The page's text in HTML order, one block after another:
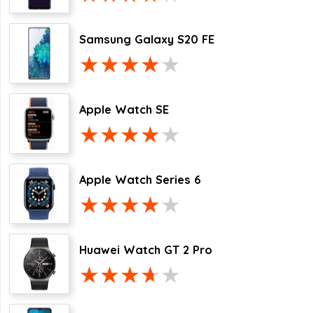
Samsung Galaxy S20 FE
Apple Watch SE
Apple Watch Series 6
Huawei Watch GT 2 Pro